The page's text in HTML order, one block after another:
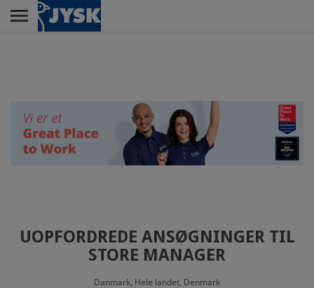
Skip
ELEVUDDANNELSEN
CUSTOMER SERVICE
UOPFORDREDE ANSØGNINGER TIL
STORE MANAGER
Danmark, Hele landet, Denmark